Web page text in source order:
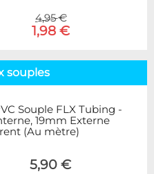
4,95 €
1,98 €
souples
Souple FLX Tubing -
19mm Externe
(Au mètre)
5,90 €